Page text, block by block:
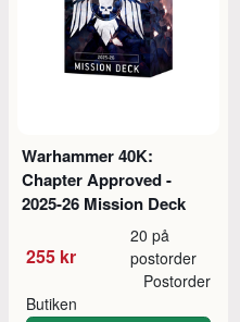
Warhammer 40K:
Chapter Approved -
2025-26 Mission Deck
255 kr
20 på
postorder
Butiken
Postorder